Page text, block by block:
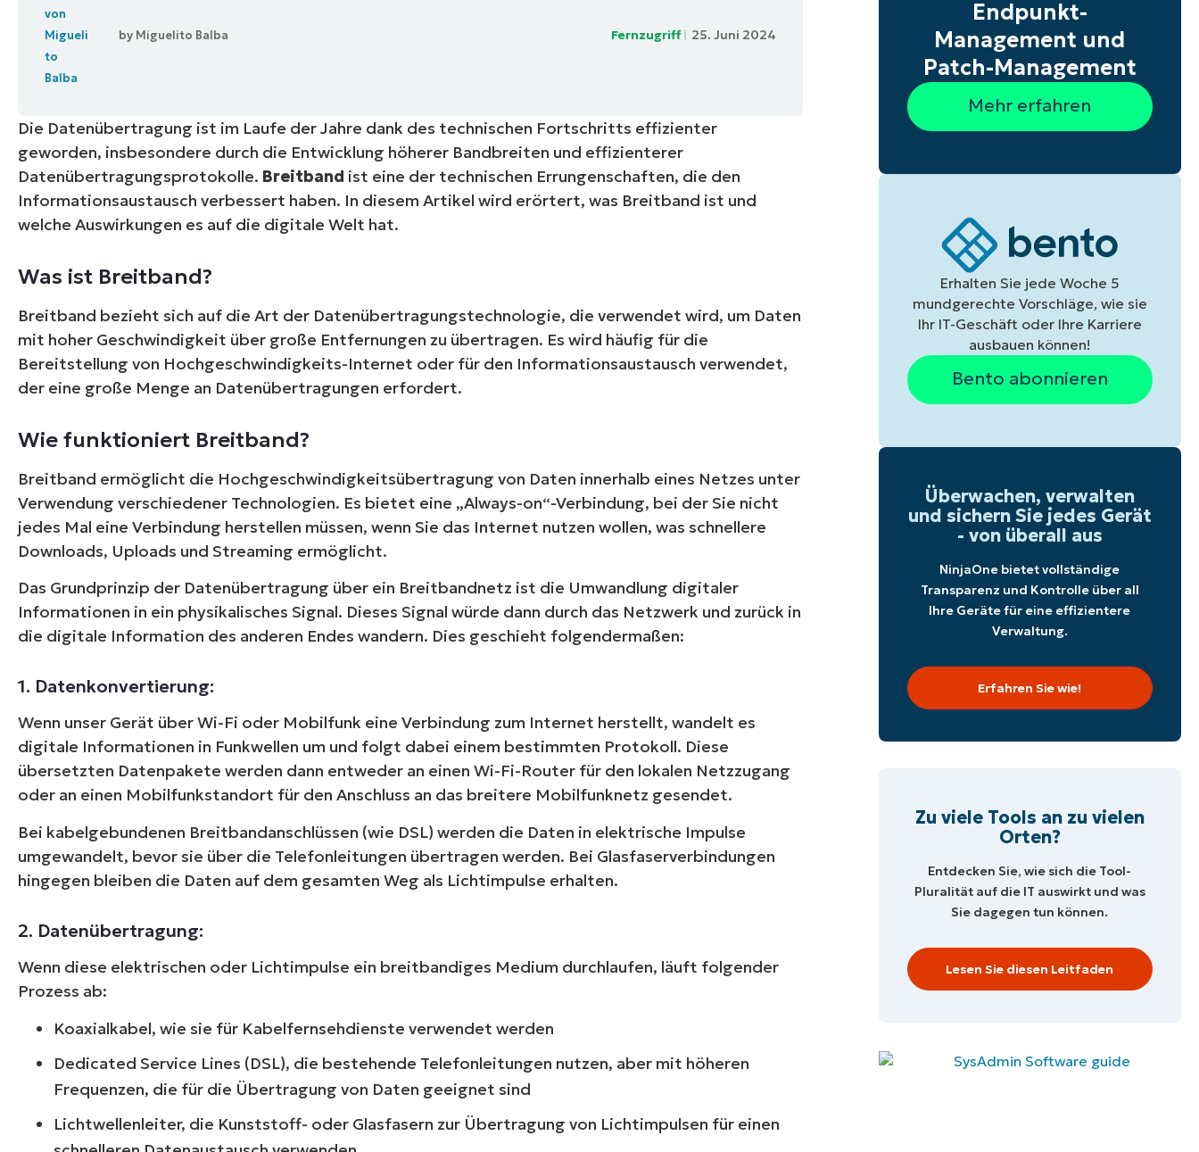
VERTRIEB KONTAKTIEREN
PRODUKT-
VERTRIEB KONTAKTIEREN PRODUKTVORSTELLUNG ANSEHEN
VERTRIEB KONTAKTIEREN PRODUKTVORSTELLUNG ANSEHEN
by Miguelito Balba Fernzugriff 25. Juni 2024
Die Datenübertragung ist im Laufe der Jahre dank des technischen Fortschritts effizienter
geworden, insbesondere durch die Entwicklung höherer Bandbreiten und effizienterer
Datenübertragungsprotokolle. Breitband ist eine der technischen Errungenschaften, die den
Informationsaustausch verbessert haben. In diesem Artikel wird erörtert, was Breitband ist und
welche Auswirkungen es auf die digitale Welt hat.
Was ist Breitband?
Breitband bezieht sich auf die Art der Datenübertragungstechnologie, die verwendet wird, um Daten
mit hoher Geschwindigkeit über große Entfernungen zu übertragen. Es wird häufig für die
Bereitstellung von Hochgeschwindigkeits-Internet oder für den Informationsaustausch verwendet,
der eine große Menge an Datenübertragungen erfordert.
Wie funktioniert Breitband?
Breitband ermöglicht die Hochgeschwindigkeitsübertragung von Daten innerhalb eines Netzes unter
Verwendung verschiedener Technologien. Es bietet eine „Always-on“-Verbindung, bei der Sie nicht
jedes Mal eine Verbindung herstellen müssen, wenn Sie das Internet nutzen wollen, was schnellere
Downloads, Uploads und Streaming ermöglicht.
Das Grundprinzip der Datenübertragung über ein Breitbandnetz ist die Umwandlung digitaler
Informationen in ein physikalisches Signal. Dieses Signal würde dann durch das Netzwerk und zurück in
die digitale Information des anderen Endes wandern. Dies geschieht folgendermaßen:
1. Datenkonvertierung:
Wenn unser Gerät über Wi-Fi oder Mobilfunk eine Verbindung zum Internet herstellt, wandelt es
digitale Informationen in Funkwellen um und folgt dabei einem bestimmten Protokoll. Diese
übersetzten Datenpakete werden dann entweder an einen Wi-Fi-Router für den lokalen Netzzugang
oder an einen Mobilfunkstandort für den Anschluss an das breitere Mobilfunknetz gesendet.
Bei kabelgebundenen Breitbandanschlüssen (wie DSL) werden die Daten in elektrische Impulse
umgewandelt, bevor sie über die Telefonleitungen übertragen werden. Bei Glasfaserverbindungen
hingegen bleiben die Daten auf dem gesamten Weg als Lichtimpulse erhalten.
2. Datenübertragung:
Wenn diese elektrischen oder Lichtimpulse ein breitbandiges Medium durchlaufen, läuft folgender
Prozess ab:
Koaxialkabel, wie sie für Kabelfernsehdienste verwendet werden
Dedicated Service Lines (DSL), die bestehende Telefonleitungen nutzen, aber mit höheren
Frequenzen, die für die Übertragung von Daten geeignet sind
Lichtwellenleiter, die Kunststoff- oder Glasfasern zur Übertragung von Lichtimpulsen für einen
Endpunkt-
Management und
Patch-Management
Mehr erfahren
Erhalten Sie jede Woche 5
mundgerechte Vorschläge, wie sie
Ihr IT-Geschäft oder Ihre Karriere
ausbauen können!
Bento abonnieren
Überwachen, verwalten
und sichern Sie jedes Gerät
- von überall aus
NinjaOne bietet vollständige
Transparenz und Kontrolle über all
Ihre Geräte für eine effizientere
Verwaltung.
Erfahren Sie wie!
Zu viele Tools an zu vielen
Orten?
Entdecken Sie, wie sich die Tool-
Pluralität auf die IT auswirkt und was
Sie dagegen tun können.
Lesen Sie diesen Leitfaden